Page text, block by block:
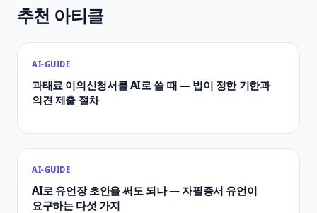
추천 아티클
AI-GUIDE
과태료 이의신청서를 AI로 쓸 때 — 법이 정한 기한과
의견 제출 절차
AI-GUIDE
AI로 유언장 초안을 써도 되나 — 자필증서 유언이
요구하는 다섯 가지